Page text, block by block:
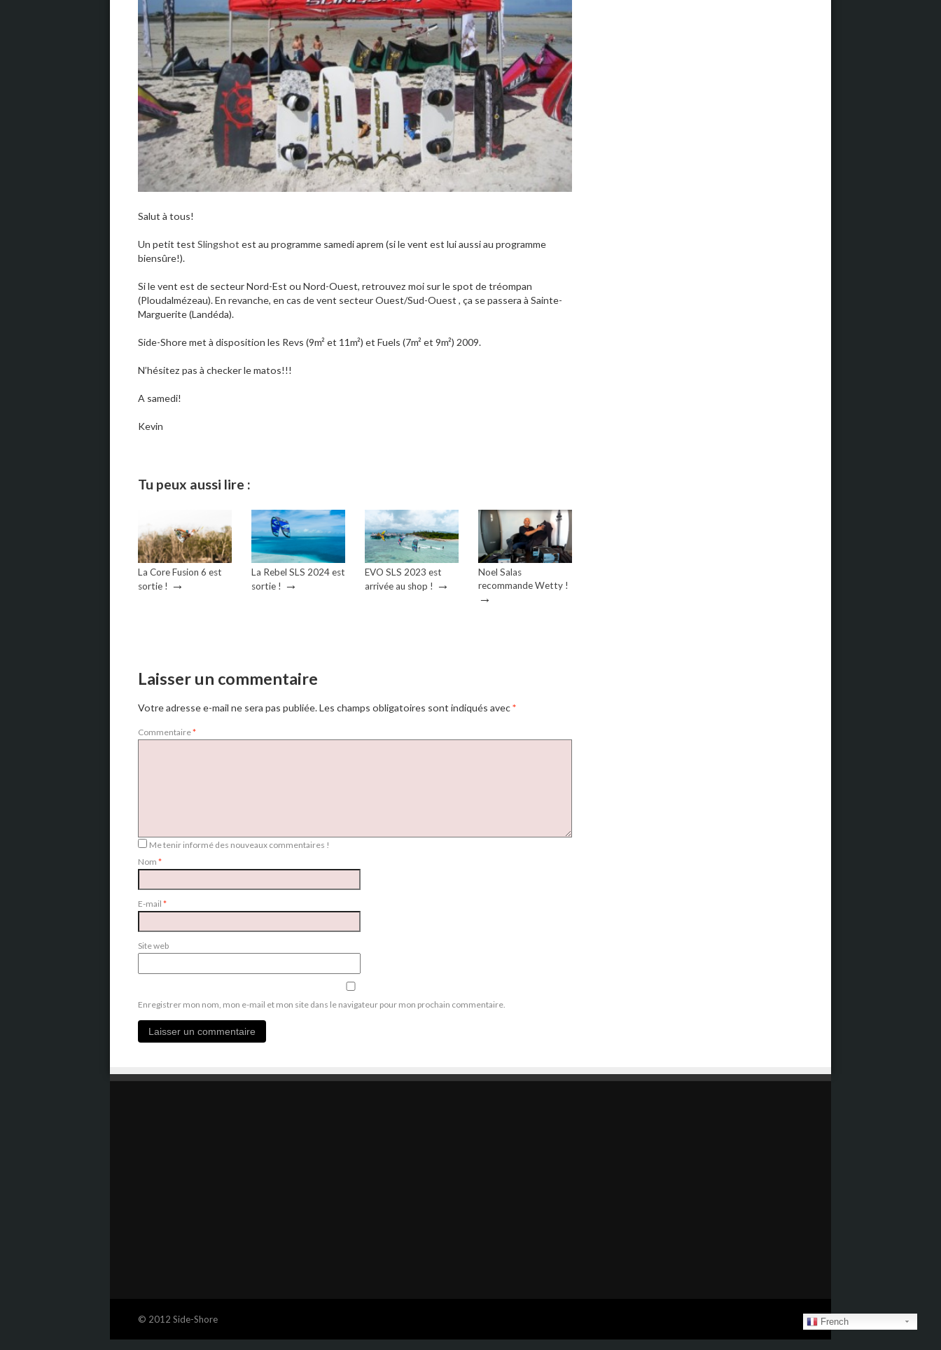
Salut à tous!
Un petit test Slingshot est au programme samedi aprem (si le vent est lui aussi au programme
biensûre!).
Si le vent est de secteur Nord-Est ou Nord-Ouest, retrouvez moi sur le spot de tréompan
(Ploudalmézeau). En revanche, en cas de vent secteur Ouest/Sud-Ouest , ça se passera à Sainte-
Marguerite (Landéda).
Side-Shore met à disposition les Revs (9m² et 11m²) et Fuels (7m² et 9m²) 2009.
N’hésitez pas à checker le matos!!!
A samedi!
Kevin
Tu peux aussi lire :
La Core Fusion 6 est
sortie ! →
La Rebel SLS 2024 est
sortie ! →
EVO SLS 2023 est
arrivée au shop ! →
Noel Salas
recommande Wetty !
→
Laisser un commentaire
Votre adresse e-mail ne sera pas publiée.Les champs obligatoires sont indiqués avec*
Commentaire*
Me tenir informé des nouveaux commentaires !
Nom *
E-mail *
Site web
Enregistrer mon nom, mon e-mail et mon site dans le navigateur pour mon prochain commentaire.
© 2012 Side-Shore French